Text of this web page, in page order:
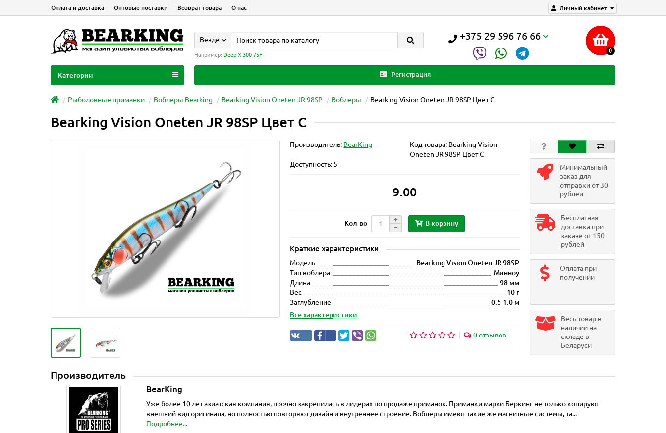
Личный кабинет
Оплата и доставка Оптовые поставки Возврат товара О нас
+375 29 596 76 66
0
Везде
Например: Deep-X 300 75F
Регистрация
Категории
Рыболовные приманки Воблеры Bearking Bearking Vision Oneten JR 98SP Воблеры Bearking Vision Oneten JR 98SP Цвет C
Bearking Vision Oneten JR 98SP Цвет C
Производитель: BearKing Код товара: Bearking Vision
Oneten JR 98SP Цвет C
Доступность: 5
9.00
Кол-во В корзину
Краткие характеристики
Модель
Bearking Vision Oneten JR 98SP
Тип воблера
Минноу
Длина
98 мм
Вес
10 г
Заглубление
0.5-1.0 м
Все характеристики
0 отзывов
Минимальный
заказ для
отправки от 30
рублей
Бесплатная
доставка при
заказе от 150
рублей
Оплата при
получении
Весь товар в
наличии на
складе в
Беларуси
Производитель
BearKing
Уже более 10 лет азиатская компания, прочно закрепилась в лидерах по продаже приманок. Приманки марки Беркинг не только копируют
внешний вид оригинала, но полностью повторяют дизайн и внутреннее строение. Воблеры имеют такие же магнитные системы, та...
Подробнее...